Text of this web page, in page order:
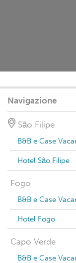
Navigazione
São Filipe
B&B e Case
Hotel São Filipe
Fogo
B&B e Case
Hotel Fogo
Capo Verde
B&B e Case